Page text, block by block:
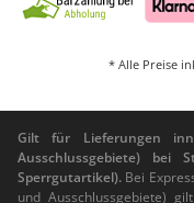
* Alle Preise
Gilt für Lieferungen
Ausschlussgebiete) bei
Sperrgutartikel). Bei
und Ausschlussgebiete)